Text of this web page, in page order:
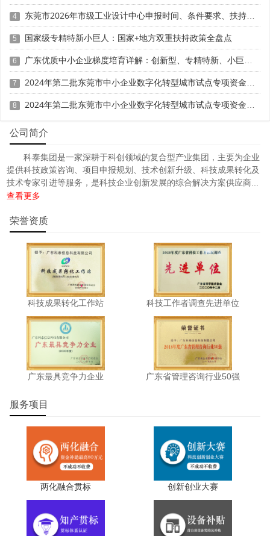
科泰集团(https://www.gdktzx.com/)成立17年来，致力于
提供高新技术企业认定、名优高新技术产品认定、省市工程
中心认定、省市企业技术中心认定、省市工业设计中心认
定、省市重点实验室认定、新型研发机构认定、专精特新中
小企业、专精特新“小巨人”、制造业单项冠军、专利软著申
请、研发费用加计扣除、两化融合贯标认证、科技型中小企
业评价入库、创新创业大赛、专利奖、科学技术奖、科技成
果评价、 科技成果转化等服务。关注【科小泰】公众号，及
4 东莞市2026年市级工业设计中心申报时间、条件要求、扶持奖励
5 国家级专精特新小巨人：国家+地方双重扶持政策全盘点
6 广东优质中小企业梯度培育详解：创新型、专精特新、小巨人三者区别与申报攻略
7 2024年第二批东莞市中小企业数字化转型城市试点专项资金两化融合管理体系贯标项目资助计划
8 2024年第二批东莞市中小企业数字化转型城市试点专项资金两化融合管理体系贯标项目拟资助企业名单的公示
公司简介
科泰集团是一家深耕于科创领域的复合型产业集团，主要为企业
提供科技政策咨询、项目申报规划、技术创新升级、科技成果转化及
技术专家引进等服务，是科技企业创新发展的综合解决方案供应商...
查看更多
荣誉资质
科技成果转化工作站 科技工作者调查先进单位
广东最具竞争力企业 广东省管理咨询行业50强
服务项目
两化融合贯标 创新创业大赛